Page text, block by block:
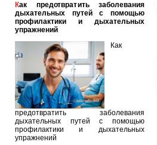
Как предотвратить заболевания
дыхательных путей с помощью
профилактики и дыхательных
упражнений
Как
предотвратить заболевания
дыхательных путей с помощью
профилактики и дыхательных
упражнений